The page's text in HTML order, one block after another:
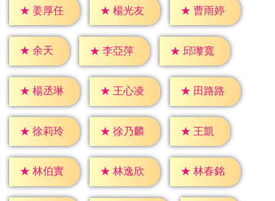
★ 姜厚任 ★ 楊光友 ★ 曹雨婷
★ 余天 ★ 李亞萍 ★ 邱瓈寬
★ 楊丞琳 ★ 王心凌 ★ 田路路
★ 徐莉玲 ★ 徐乃麟 ★ 王凱
★ 林伯實 ★ 林逸欣 ★ 林春銘